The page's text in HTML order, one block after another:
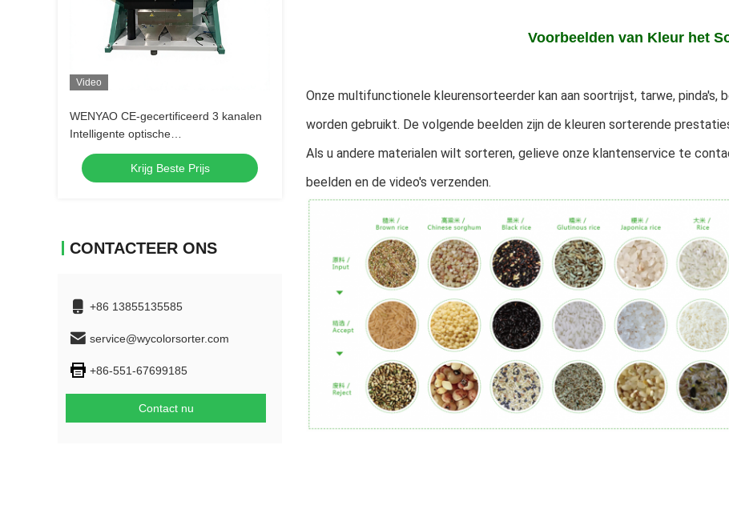
Video
WENYAO CE-gecertificeerd 3 kanalen
Intelligente optische
kleursorteermachine
Krijg Beste Prijs
CONTACTEER ONS
+86 13855135585
service@wycolorsorter.com
+86-551-67699185
Contact nu
Voorbeelden van Kleur het
Onze multifunctionele kleurensorteerder kan aan soortrijst, tarwe, pinda's,
worden gebruikt. De volgende beelden zijn de kleuren sorterende
Als u andere materialen wilt sorteren, gelieve onze klantenservice te
beelden en de video's verzenden.